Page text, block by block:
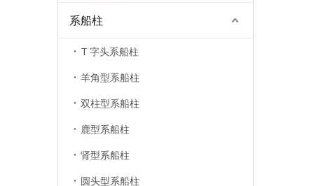
系船柱
T 字头系船柱
羊角型系船柱
双柱型系船柱
鹿型系船柱
肾型系船柱
圆头型系船柱